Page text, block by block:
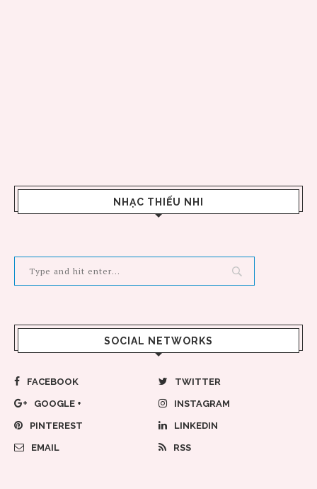
NHẠC THIẾU NHI
SOCIAL NETWORKS
FACEBOOK TWITTER
GOOGLE + INSTAGRAM
PINTEREST LINKEDIN
EMAIL RSS